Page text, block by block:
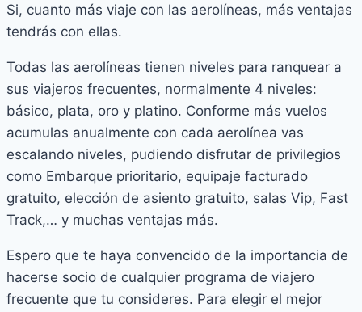
Si, cuanto más viaje con las aerolíneas, más ventajas
tendrás con ellas.
Todas las aerolíneas tienen niveles para ranquear a
sus viajeros frecuentes, normalmente 4 niveles:
básico, plata, oro y platino. Conforme más vuelos
acumulas anualmente con cada aerolínea vas
escalando niveles, pudiendo disfrutar de privilegios
como Embarque prioritario, equipaje facturado
gratuito, elección de asiento gratuito, salas Vip, Fast
Track,… y muchas ventajas más.
Espero que te haya convencido de la importancia de
hacerse socio de cualquier programa de viajero
frecuente que tu consideres. Para elegir el mejor